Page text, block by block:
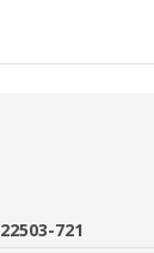
22503-721